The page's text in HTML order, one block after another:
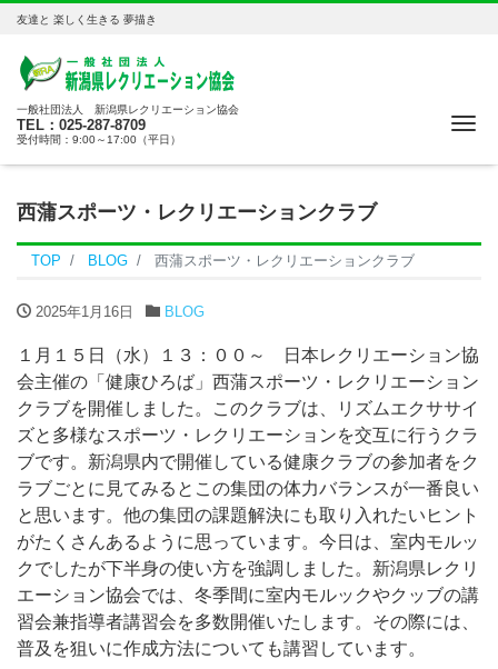
友達と 楽しく生きる 夢描き
一般社団法人 新潟県レクリエーション協会
TEL：025-287-8709
受付時間：9:00～17:00（平日）
西蒲スポーツ・レクリエーションクラブ
TOP BLOG 西蒲スポーツ・レクリエーションクラブ
2025年1月16日 BLOG
１月１５日（水）１３：００～ 日本レクリエーション協
会主催の「健康ひろば」西蒲スポーツ・レクリエーション
クラブを開催しました。このクラブは、リズムエクササイ
ズと多様なスポーツ・レクリエーションを交互に行うクラ
ブです。新潟県内で開催している健康クラブの参加者をク
ラブごとに見てみるとこの集団の体力バランスが一番良い
と思います。他の集団の課題解決にも取り入れたいヒント
がたくさんあるように思っています。今日は、室内モルッ
クでしたが下半身の使い方を強調しました。新潟県レクリ
エーション協会では、冬季間に室内モルックやクッブの講
習会兼指導者講習会を多数開催いたします。その際には、
普及を狙いに作成方法についても講習しています。